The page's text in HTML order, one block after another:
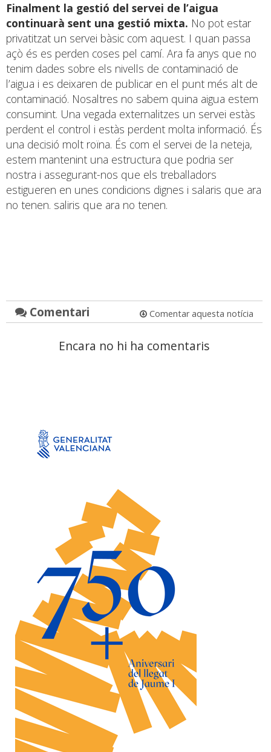
Finalment la gestió del servei de l’aigua
continuarà sent una gestió mixta. No pot estar
privatitzat un servei bàsic com aquest. I quan passa
açò és es perden coses pel camí. Ara fa anys que no
tenim dades sobre els nivells de contaminació de
l’aigua i es deixaren de publicar en el punt més alt de
contaminació. Nosaltres no sabem quina aigua estem
consumint. Una vegada externalitzes un servei estàs
perdent el control i estàs perdent molta informació. És
una decisió molt roïna. És com el servei de la neteja,
estem mantenint una estructura que podria ser
nostra i assegurant-nos que els treballadors
estigueren en unes condicions dignes i salaris que ara
no tenen. saliris que ara no tenen.
Comentari Comentar aquesta notícia
Encara no hi ha comentaris